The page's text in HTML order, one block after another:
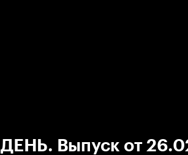
ДЕНЬ. Выпуск от